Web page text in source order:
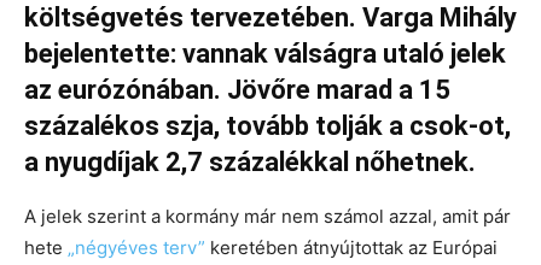
költségvetés tervezetében. Varga Mihály
bejelentette: vannak válságra utaló jelek
az eurózónában. Jövőre marad a 15
százalékos szja, tovább tolják a csok-ot,
a nyugdíjak 2,7 százalékkal nőhetnek.
A jelek szerint a kormány már nem számol azzal, amit pár
hete „négyéves terv” keretében átnyújtottak az Európai